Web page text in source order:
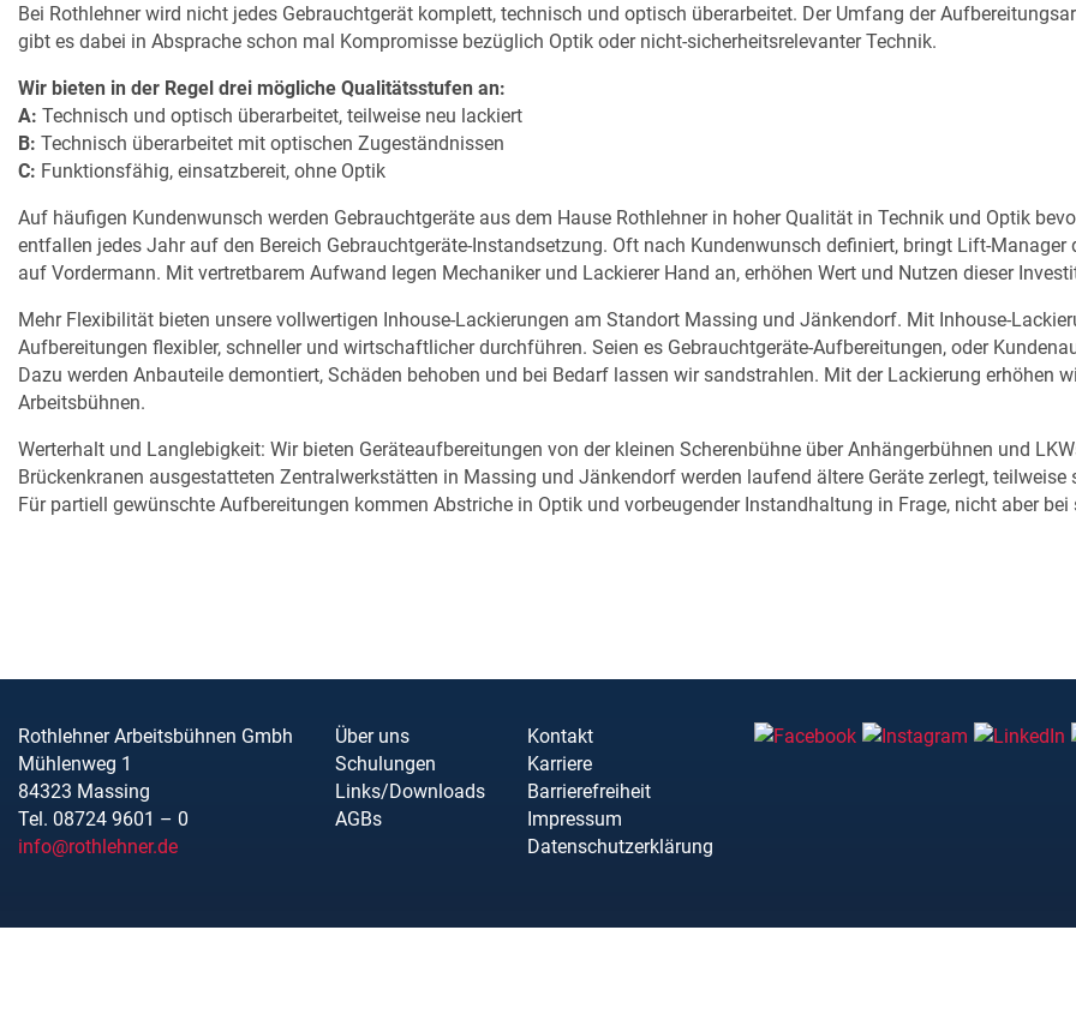
Bei Rothlehner wird nicht jedes Gebrauchtgerät komplett, technisch und optisch überarbeitet. Der Umfang der
gibt es dabei in Absprache schon mal Kompromisse bezüglich Optik oder nicht-sicherheitsrelevanter Technik.
Wir bieten in der Regel drei mögliche Qualitätsstufen an:
A: Technisch und optisch überarbeitet, teilweise neu lackiert
B: Technisch überarbeitet mit optischen Zugeständnissen
C: Funktionsfähig, einsatzbereit, ohne Optik
Auf häufigen Kundenwunsch werden Gebrauchtgeräte aus dem Hause Rothlehner in hoher Qualität in Technik und Optik
entfallen jedes Jahr auf den Bereich Gebrauchtgeräte-Instandsetzung. Oft nach Kundenwunsch definiert, bringt Lift-
auf Vordermann. Mit vertretbarem Aufwand legen Mechaniker und Lackierer Hand an, erhöhen Wert und Nutzen dieser
Mehr Flexibilität bieten unsere vollwertigen Inhouse-Lackierungen am Standort Massing und Jänkendorf. Mit Inhouse-
Aufbereitungen flexibler, schneller und wirtschaftlicher durchführen. Seien es Gebrauchtgeräte-Aufbereitungen, oder
Dazu werden Anbauteile demontiert, Schäden behoben und bei Bedarf lassen wir sandstrahlen. Mit der Lackierung erhöhen
Arbeitsbühnen.
Werterhalt und Langlebigkeit: Wir bieten Geräteaufbereitungen von der kleinen Scherenbühne über Anhängerbühnen und
Brückenkranen ausgestatteten Zentralwerkstätten in Massing und Jänkendorf werden laufend ältere Geräte zerlegt,
Für partiell gewünschte Aufbereitungen kommen Abstriche in Optik und vorbeugender Instandhaltung in Frage, nicht aber
Rothlehner Arbeitsbühnen Gmbh
Mühlenweg 1
84323 Massing
Tel. 08724 9601 – 0
info@rothlehner.de
Über uns
Schulungen
Links/Downloads
AGBs
Kontakt
Karriere
Barrierefreiheit
Impressum
Datenschutzerklärung